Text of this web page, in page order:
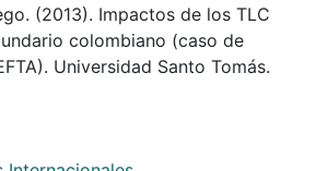
(2013). Impactos de los TLC
colombiano (caso de
Universidad Santo Tomás.